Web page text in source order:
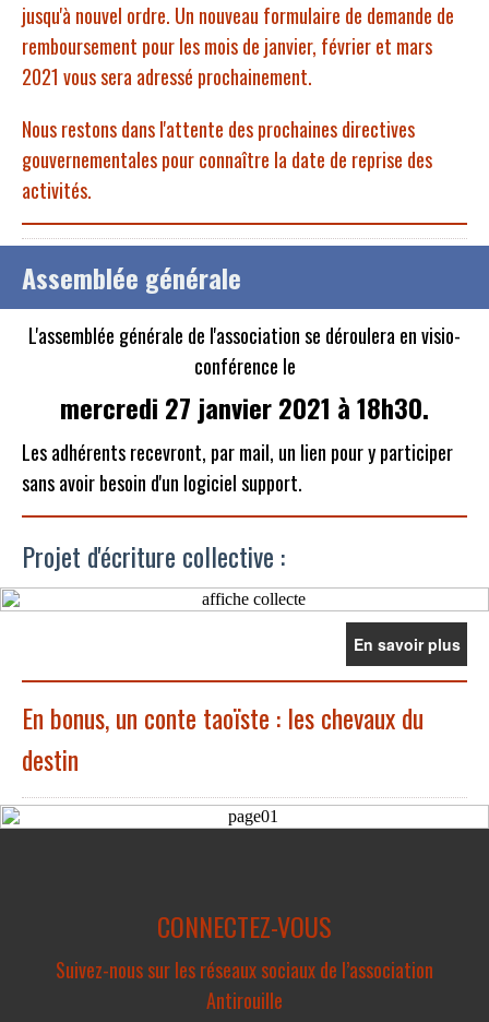
jusqu'à nouvel ordre. Un nouveau formulaire de demande de
remboursement pour les mois de janvier, février et mars
2021 vous sera adressé prochainement.
Nous restons dans l'attente des prochaines directives
gouvernementales pour connaître la date de reprise des
activités.
Assemblée générale
L'assemblée générale de l'association se déroulera en visio-
conférence le
mercredi 27 janvier 2021 à 18h30.
Les adhérents recevront, par mail, un lien pour y participer
sans avoir besoin d'un logiciel support.
Projet d'écriture collective :
En savoir plus
En bonus, un conte taoïste : les chevaux du
destin
CONNECTEZ-VOUS
Suivez-nous sur les réseaux sociaux de l’association
Antirouille